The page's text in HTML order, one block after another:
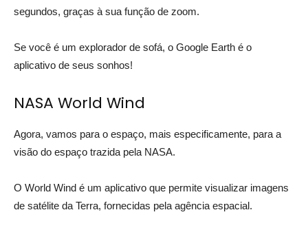
segundos, graças à sua função de zoom.
Se você é um explorador de sofá, o Google Earth é o
aplicativo de seus sonhos!
NASA World Wind
Agora, vamos para o espaço, mais especificamente, para a
visão do espaço trazida pela NASA.
O World Wind é um aplicativo que permite visualizar imagens
de satélite da Terra, fornecidas pela agência espacial.